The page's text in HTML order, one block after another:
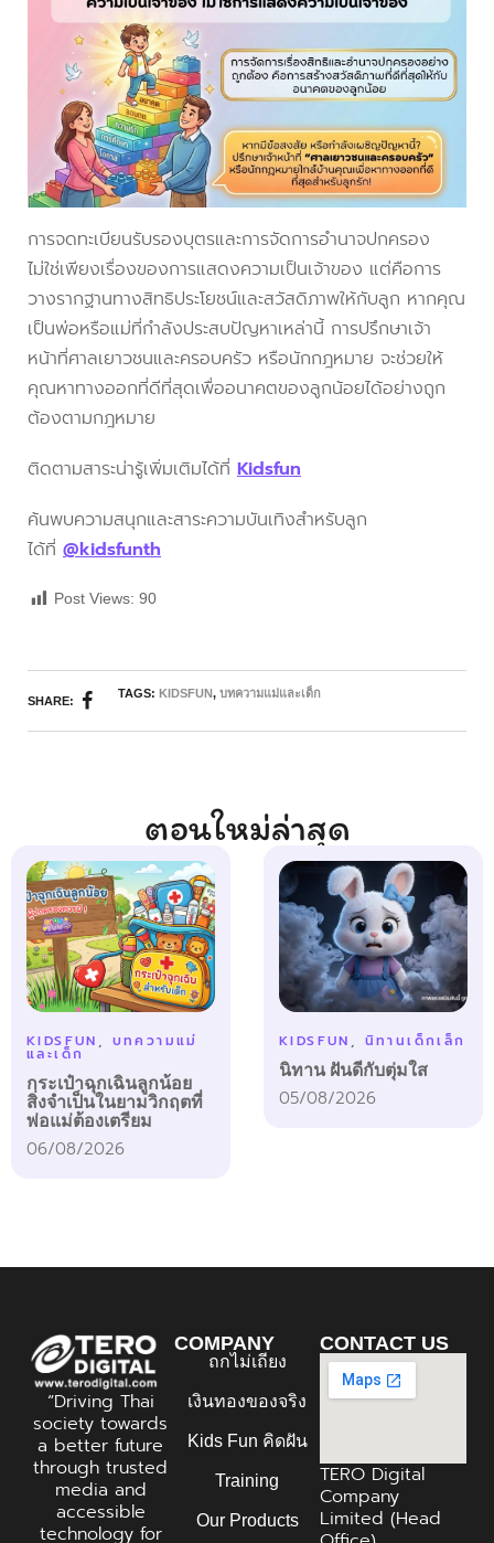
การจดทะเบียนรับรองบุตรและการจัดการอำนาจปกครอง
ไม่ใช่เพียงเรื่องของการแสดงความเป็นเจ้าของ แต่คือการ
วางรากฐานทางสิทธิประโยชน์และสวัสดิภาพให้กับลูก หากคุณ
เป็นพ่อหรือแม่ที่กำลังประสบปัญหาเหล่านี้ การปรึกษาเจ้า
หน้าที่ศาลเยาวชนและครอบครัว หรือนักกฎหมาย จะช่วยให้
คุณหาทางออกที่ดีที่สุดเพื่ออนาคตของลูกน้อยได้อย่างถูก
ต้องตามกฎหมาย
ติดตามสาระน่ารู้เพิ่มเติมได้ที่ Kidsfun
ค้นพบความสนุกและสาระความบันเทิงสำหรับลูก
ได้ที่ @kidsfunth
Post Views: 90
SHARE:
TAGS:KIDSFUN,บทความแม่และเด็ก
ตอนใหม่ล่าสุด
KIDSFUN , บทความแม่
และเด็ก
กระเป๋าฉุกเฉินลูกน้อย
สิ่งจำเป็นในยามวิกฤตที่
พ่อแม่ต้องเตรียม
06/08/2026
KIDSFUN , นิทานเด็กเล็ก
นิทาน ฝันดีกับตุ่มใส
05/08/2026
“Driving Thai
society towards
a better future
through trusted
media and
accessible
technology for
COMPANY
ถกไม่เถียง
เงินทองของจริง
Kids Fun คิดฝัน
Training
Our Products
CONTACT US
TERO Digital
Company
Limited (Head